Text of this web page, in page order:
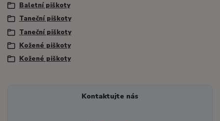
Baletní piškoty
Taneční piškoty
Taneční piškoty
Kožené piškoty
Kožené piškoty
Kontaktujte nás